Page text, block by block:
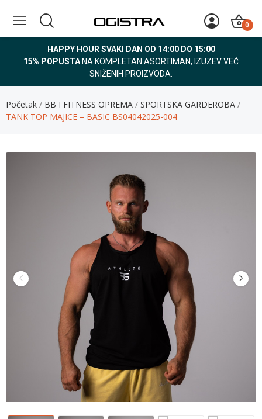
0
HAPPY HOUR SVAKI DAN OD 14:00 DO 15:00
15% POPUSTA NA KOMPLETAN ASORTIMAN, IZUZEV VEĆ
SNIŽENIH PROIZVODA.
Početak BB I FITNESS OPREMA
SPORTSKA GARDEROBA
TANK TOP MAJICE – BASIC BS04042025-004